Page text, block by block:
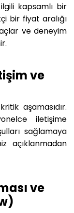
kapsamlı bir
bir fiyat aralığı
ve deneyim
ve
aşamasıdır.
iletişime
sağlamaya
açıklanmadan
ve